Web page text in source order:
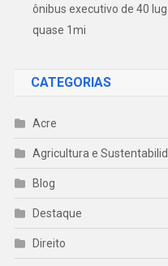
ônibus executivo de 40
quase 1mi
CATEGORIAS
Acre
Agricultura e
Blog
Destaque
Direito